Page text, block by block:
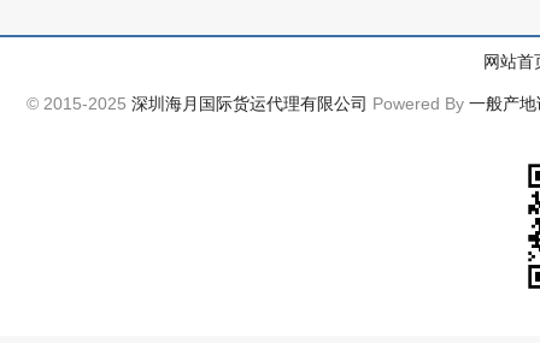
网站首
© 2015-2025深圳海月国际货运代理有限公司 Powered By一般产